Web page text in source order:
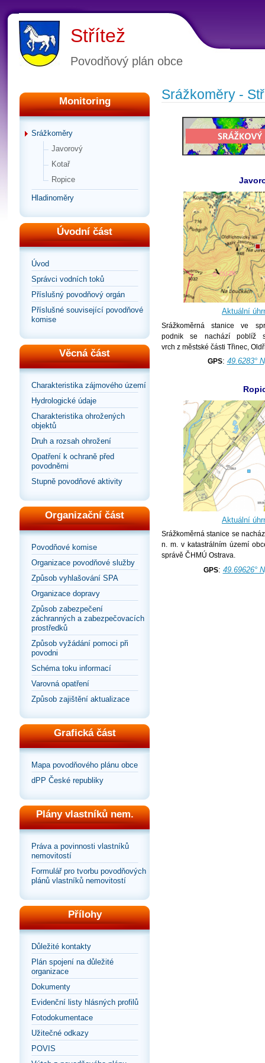
Střítež
Povodňový plán obce
Monitoring
Srážkoměry
Javorový
Kotař
Ropice
Hladinoměry
Úvodní část
Úvod
Správci vodních toků
Příslušný povodňový orgán
Příslušné související povodňové
komise
Věcná část
Charakteristika zájmového území
Hydrologické údaje
Charakteristika ohrožených
objektů
Druh a rozsah ohrožení
Opatření k ochraně před
povodněmi
Stupně povodňové aktivity
Organizační část
Povodňové komise
Organizace povodňové služby
Způsob vyhlašování SPA
Organizace dopravy
Způsob zabezpečení
záchranných a zabezpečovacích
prostředků
Způsob vyžádání pomoci při
povodni
Schéma toku informací
Varovná opatření
Způsob zajištění aktualizace
Grafická část
Mapa povodňového plánu obce
dPP České republiky
Plány vlastníků nem.
Práva a povinnosti vlastníků
nemovitostí
Formulář pro tvorbu povodňových
plánů vlastníků nemovitostí
Přílohy
Důležité kontakty
Plán spojení na důležité
organizace
Dokumenty
Evidenční listy hlásných profilů
Fotodokumentace
Užitečné odkazy
POVIS
Srážkoměry -
Aktuální
Srážkoměrná stanice ve
podnik se nachází poblíž
vrch z městské části Třinec,
GPS: 49.6283°
Aktuální
Srážkoměrná stanice se
n. m. v katastrálním území
správě ČHMÚ Ostrava.
GPS: 49.69626°